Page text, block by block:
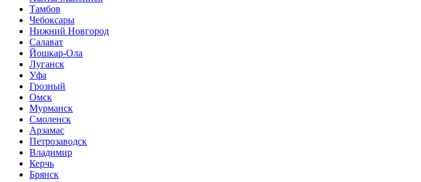
Тамбов
Чебоксары
Нижний Новгород
Салават
Йошкар-Ола
Луганск
Уфа
Грозный
Омск
Мурманск
Смоленск
Арзамас
Петрозаводск
Владимир
Керчь
Брянск